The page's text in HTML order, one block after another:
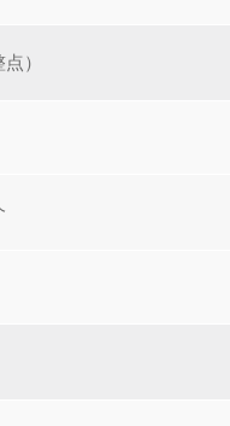
）